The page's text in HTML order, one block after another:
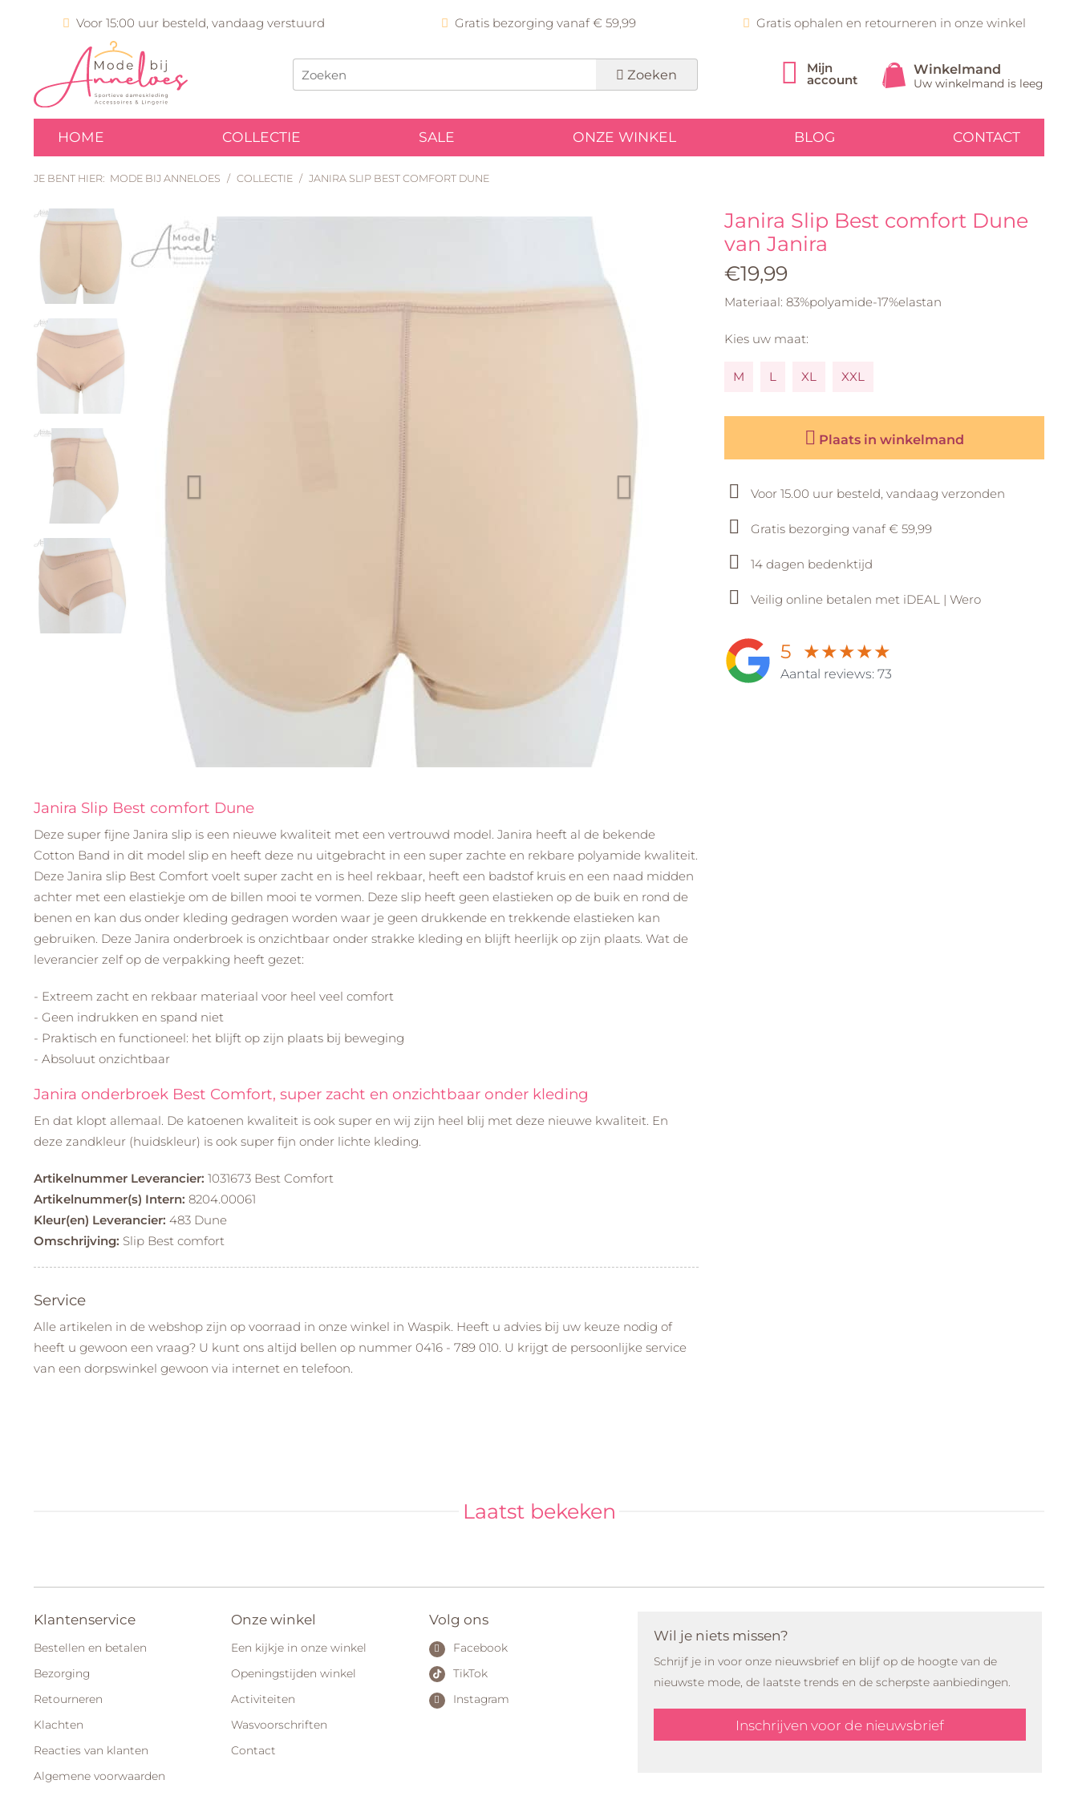
Voor 15:00 uur besteld, vandaag verstuurd Gratis bezorging vanaf € 59,99 Gratis ophalen en retourneren in onze winkel
Zoeken Winkelmand
Uw winkelmand is leeg
Mijn
account
HOME COLLECTIE SALE ONZE WINKEL BLOG CONTACT
JE BENT HIER: MODE BIJ ANNELOES / COLLECTIE / JANIRA SLIP BEST COMFORT DUNE
Vorige Volgende
Janira Slip Best comfort Dune
vanJanira
€19,99
Materiaal: 83%polyamide-17%elastan
Kies uw maat:
M L XL XXL
Plaats in winkelmand
Voor 15.00 uur besteld, vandaag verzonden
Gratis bezorging vanaf € 59,99
14 dagen bedenktijd
Veilig online betalen met iDEAL | Wero
5 ★★★★★
Aantal reviews: 73
Janira Slip Best comfort Dune
Deze super fijne Janira slip is een nieuwe kwaliteit met een vertrouwd model. Janira heeft al de bekende
Cotton Band in dit model slip en heeft deze nu uitgebracht in een super zachte en rekbare polyamide kwaliteit.
Deze Janira slip Best Comfort voelt super zacht en is heel rekbaar, heeft een badstof kruis en een naad midden
achter met een elastiekje om de billen mooi te vormen. Deze slip heeft geen elastieken op de buik en rond de
benen en kan dus onder kleding gedragen worden waar je geen drukkende en trekkende elastieken kan
gebruiken. Deze Janira onderbroek is onzichtbaar onder strakke kleding en blijft heerlijk op zijn plaats. Wat de
leverancier zelf op de verpakking heeft gezet:
- Extreem zacht en rekbaar materiaal voor heel veel comfort
- Geen indrukken en spand niet
- Praktisch en functioneel: het blijft op zijn plaats bij beweging
- Absoluut onzichtbaar
Janira onderbroek Best Comfort, super zacht en onzichtbaar onder kleding
En dat klopt allemaal. De katoenen kwaliteit is ook super en wij zijn heel blij met deze nieuwe kwaliteit. En
deze zandkleur (huidskleur) is ook super fijn onder lichte kleding.
Artikelnummer Leverancier: 1031673 Best Comfort
Artikelnummer(s) Intern: 8204.00061
Kleur(en) Leverancier: 483 Dune
Omschrijving: Slip Best comfort
Service
Alle artikelen in de webshop zijn op voorraad in onze winkel in Waspik. Heeft u advies bij uw keuze nodig of
heeft u gewoon een vraag? U kunt ons altijd bellen op nummer 0416 - 789 010. U krijgt de persoonlijke service
van een dorpswinkel gewoon via internet en telefoon.
Laatst bekeken
Klantenservice
Bestellen en betalen
Bezorging
Retourneren
Klachten
Reacties van klanten
Algemene voorwaarden
Onze winkel
Een kijkje in onze winkel
Openingstijden winkel
Activiteiten
Wasvoorschriften
Contact
Volg ons
Facebook
TikTok
Instagram
Wil je niets missen?
Schrijf je in voor onze nieuwsbrief en blijf op de hoogte van de
nieuwste mode, de laatste trends en de scherpste aanbiedingen.
Inschrijven voor de nieuwsbrief